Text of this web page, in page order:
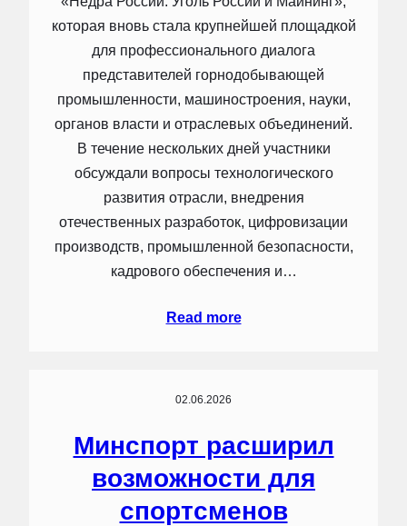
которая вновь стала крупнейшей площадкой
для профессионального диалога
представителей горнодобывающей
промышленности, машиностроения, науки,
органов власти и отраслевых объединений.
В течение нескольких дней участники
обсуждали вопросы технологического
развития отрасли, внедрения
отечественных разработок, цифровизации
производств, промышленной безопасности,
кадрового обеспечения и…
Read more
02.06.2026
Минспорт расширил
возможности для
спортсменов